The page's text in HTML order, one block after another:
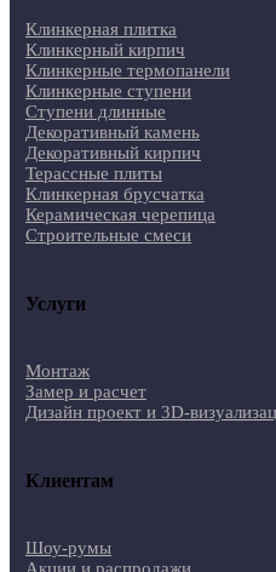
Клинкерная плитка
Клинкерный кирпич
Клинкерные термопанели
Клинкерные ступени
Ступени длинные
Декоративный камень
Декоративный кирпич
Терассные плиты
Клинкерная брусчатка
Керамическая черепица
Строительные смеси
Услуги
Монтаж
Замер и расчет
Дизайн проект и 3D-
Клиентам
Шоу-румы